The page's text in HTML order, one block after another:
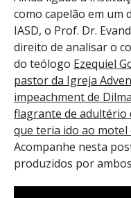
como capelão em um
IASD, o Prof. Dr.
direito de analisar o
do teólogo Ezequiel
pastor da Igreja
impeachment de
flagrante de adultério
que teria ido ao
Acompanhe nesta
produzidos por